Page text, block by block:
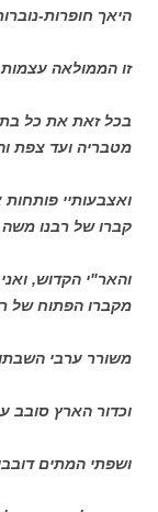
היאך חופרות-
זו הממולאה עצמות
בכל זאת את כל
מטבריה ועד צפת
ואצבעותיי
קברו של רבנו משה
והאר"י הקדוש,
מקברו הפתוח של
משורר ערבי
וכדור הארץ סובב
ושפתי המתים